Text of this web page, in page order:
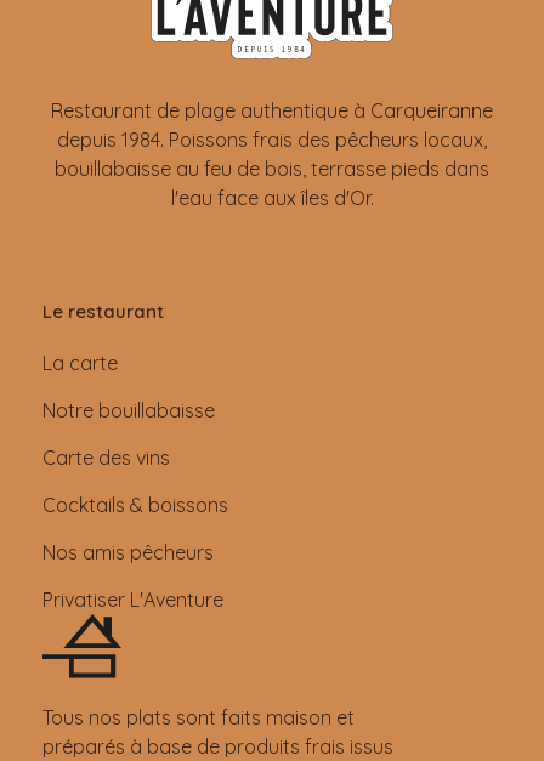
Restaurant de plage authentique à Carqueiranne
depuis 1984. Poissons frais des pêcheurs locaux,
bouillabaisse au feu de bois, terrasse pieds dans
l'eau face aux îles d'Or.
Le restaurant
La carte
Notre bouillabaisse
Carte des vins
Cocktails & boissons
Nos amis pêcheurs
Privatiser L'Aventure
Tous nos plats sont faits maison et
préparés à base de produits frais issus